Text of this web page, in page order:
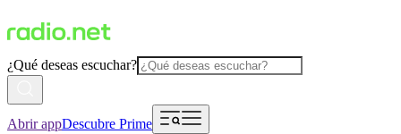
¿Qué deseas escuchar?
Abrir appDescubre Prime